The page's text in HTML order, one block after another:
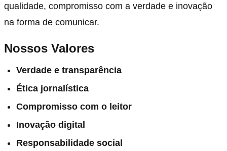
qualidade, compromisso com a verdade e inovação
na forma de comunicar.
Nossos Valores
Verdade e transparência
Ética jornalística
Compromisso com o leitor
Inovação digital
Responsabilidade social